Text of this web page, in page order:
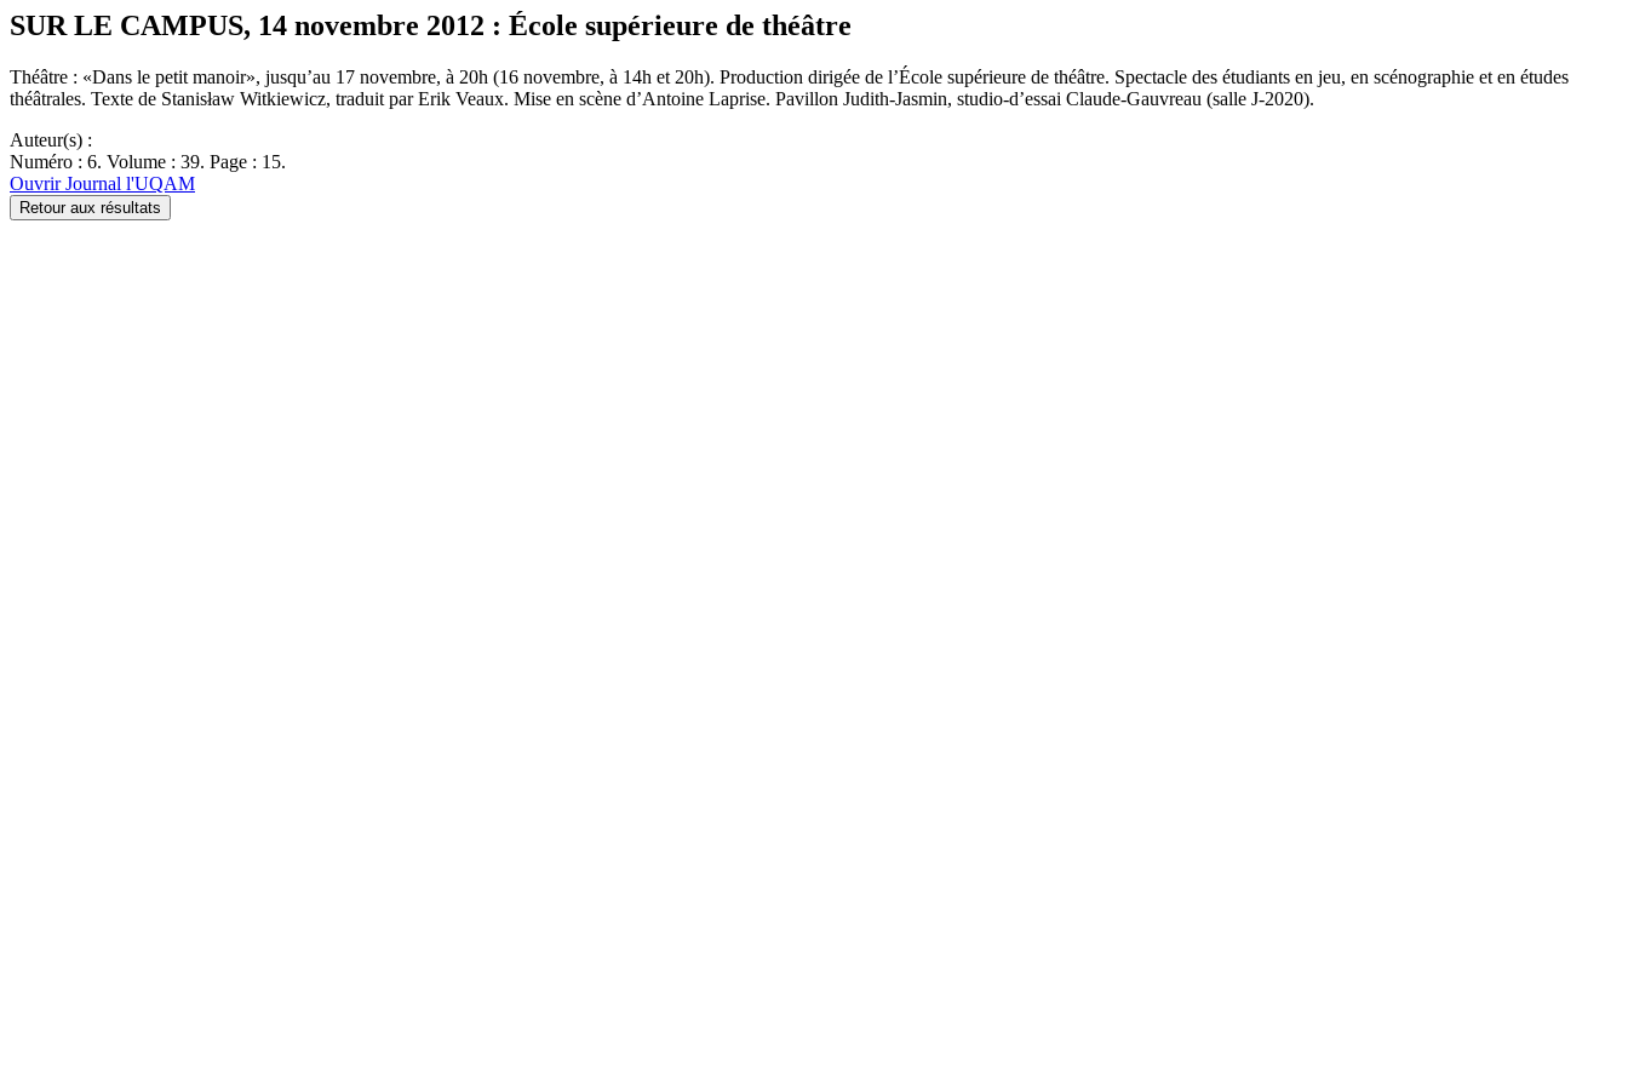
SUR LE CAMPUS, 14 novembre 2012 : École supérieure de théâtre
Théâtre : «Dans le petit manoir», jusqu’au 17 novembre, à 20h (16 novembre, à 14h et 20h). Production dirigée de l’École supérieure de théâtre. Spectacle des étudiants en jeu, en scénographie et en études
théâtrales. Texte de Stanisław Witkiewicz, traduit par Erik Veaux. Mise en scène d’Antoine Laprise. Pavillon Judith-Jasmin, studio-d’essai Claude-Gauvreau (salle J-2020).
Auteur(s) :
Numéro : 6. Volume : 39. Page : 15.
Ouvrir Journal l'UQAM
Retour aux résultats